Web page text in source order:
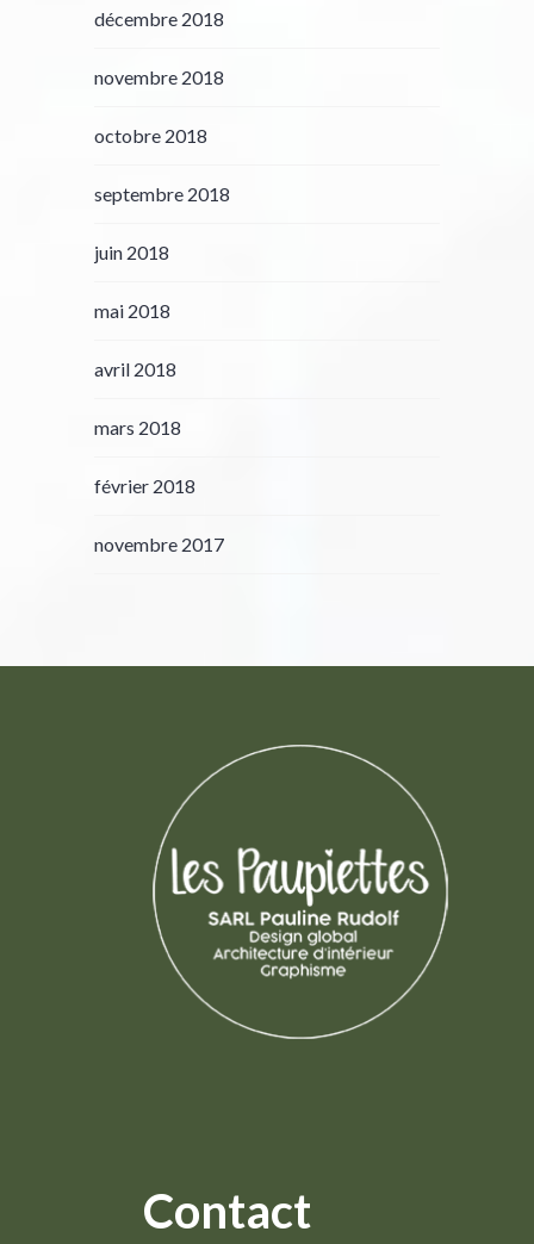
décembre 2018
novembre 2018
octobre 2018
septembre 2018
juin 2018
mai 2018
avril 2018
mars 2018
février 2018
novembre 2017
Contact